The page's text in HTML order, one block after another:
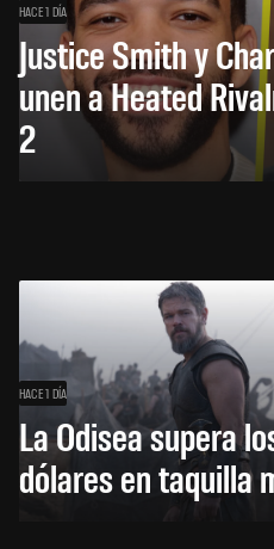
HACE 1 DÍA
Justice Smith y
unen a Heated
2
HACE 1 DÍA
La Odisea supera
dólares en taquilla